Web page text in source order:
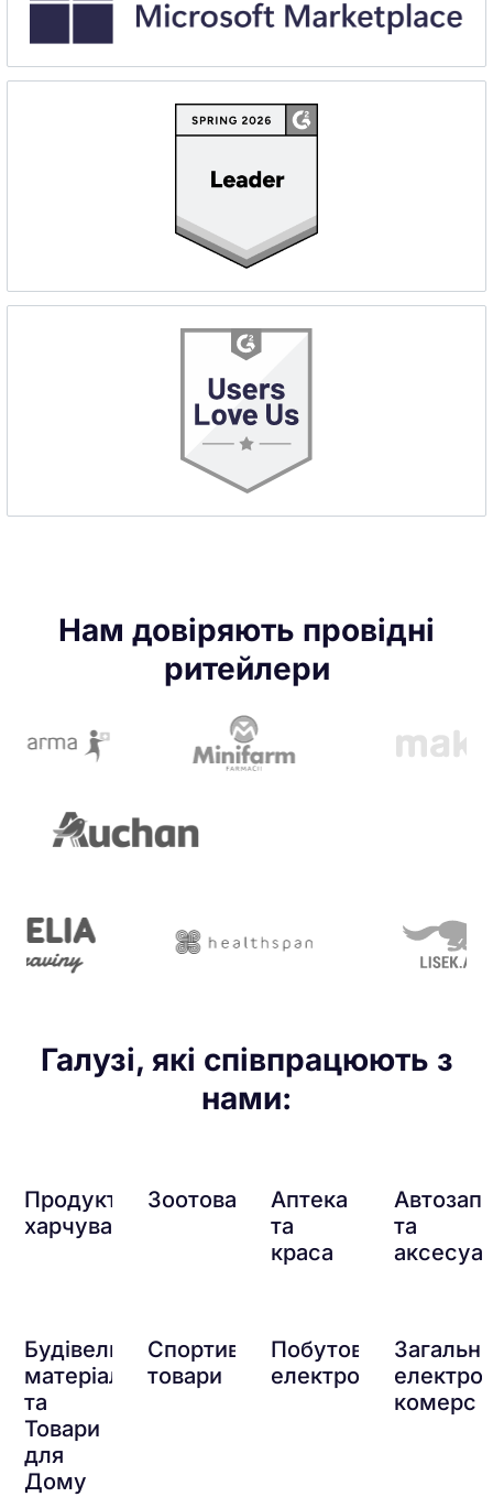
Нам довіряють провідні
ритейлери
Галузі, які співпрацюють з
нами:
Продукти
харчування
Зоотовари
Аптека
та
краса
та
Будівельні
матеріали
та
Товари
для
Дому
Спортивні
товари
Побутова
електроніка
комерс